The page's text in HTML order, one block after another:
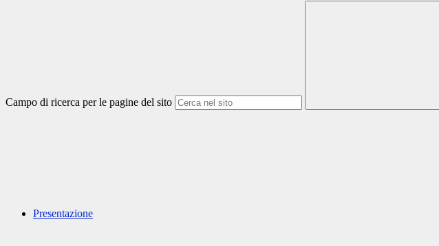
Campo di ricerca per le pagine del sito
Presentazione